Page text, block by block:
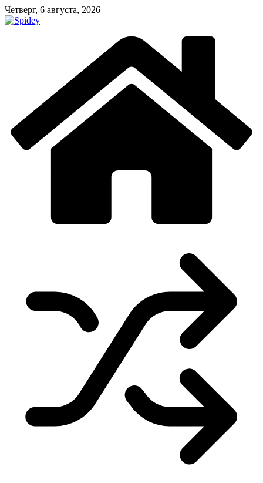
Перейти
к
Четверг, 6 августа, 2026